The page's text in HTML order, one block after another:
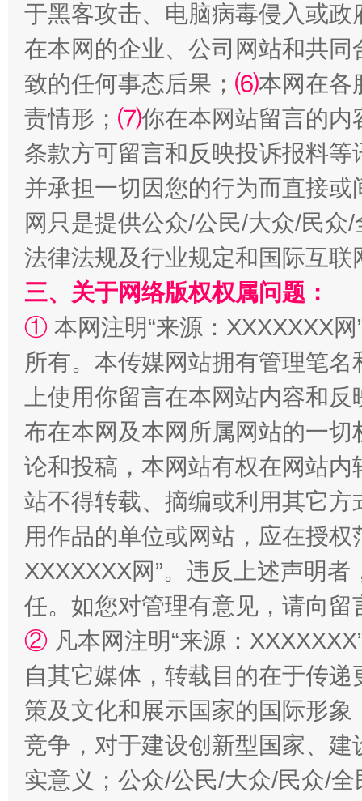
阿坝州三大球赛在茂县开幕 规模
国家大学科技园优化重塑工作
扯下公款旅游的“隐身衣” 如何以
于黑客攻击、电脑病毒侵入或
在本网的企业、公司网站和共
致的任何事态后果； ⑹本网在各
责情形； ⑺你在本网站留言的内
条款方可留言和反映投诉报料
并承担一切因您的行为而直接
网只是提供公众/公民/大众/民
法律法规及行业规定和国际互
三、关于网络版权权属问题：
① 本网注明“来源：XXXXXXX
所有。本传媒网站拥有管理笔
上使用你留言在本网站内容和
布在本网及本网所属网站的一
论和投稿，本网站有权在网站
站不得转载、摘编或利用其它
用作品的单位或网站，应在授
XXXXXXX网”。违反上述声明
任。如您对管理有意见，请向
② 凡本网注明“来源：
自其它媒体，转载目的在于传
策及文化和展示国家的国际形
竞争，对于建设创新型国家、
实意义；公众/公民/大众/民众/